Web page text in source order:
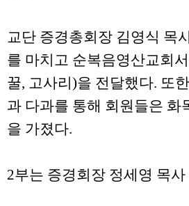
교단 증경총회장 김영식 목
를 마치고 순복음영산교회
꿀, 고사리)을 전달했다. 또
과 다과를 통해 회원들은 화
을 가졌다.
2부는 증경회장 정세영 목